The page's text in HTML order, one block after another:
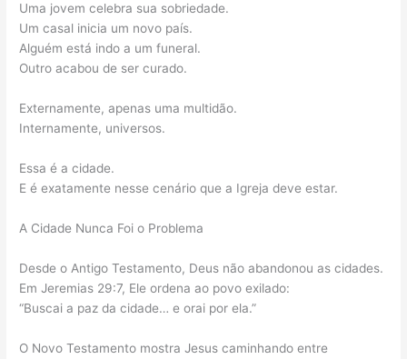
Uma jovem celebra sua sobriedade.
Um casal inicia um novo país.
Alguém está indo a um funeral.
Outro acabou de ser curado.
Externamente, apenas uma multidão.
Internamente, universos.
Essa é a cidade.
E é exatamente nesse cenário que a Igreja deve estar.
A Cidade Nunca Foi o Problema
Desde o Antigo Testamento, Deus não abandonou as cidades.
Em Jeremias 29:7, Ele ordena ao povo exilado:
“Buscai a paz da cidade… e orai por ela.”
O Novo Testamento mostra Jesus caminhando entre